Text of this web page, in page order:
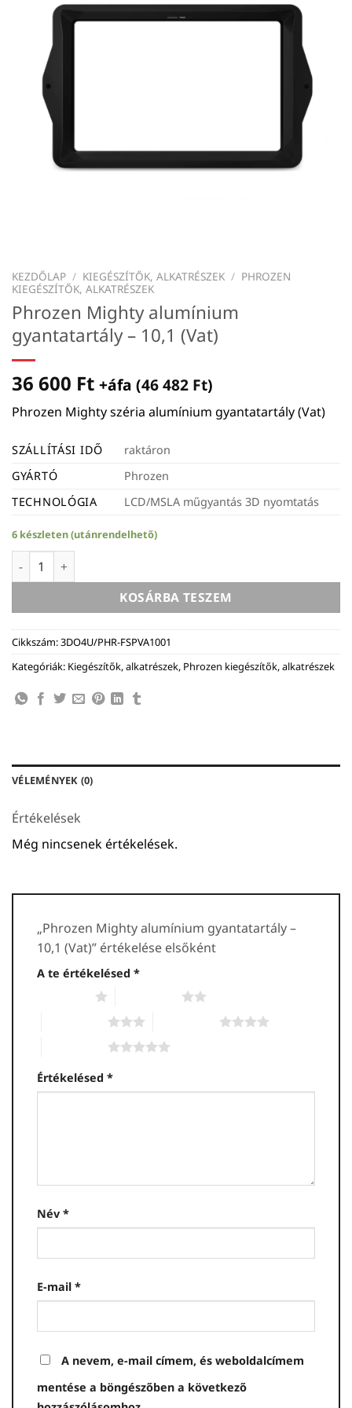
KEZDŐLAP / KIEGÉSZÍTŐK, ALKATRÉSZEK / PHROZEN
KIEGÉSZÍTŐK, ALKATRÉSZEK
Phrozen Mighty alumínium
gyantatartály – 10,1 (Vat)
36 600 Ft +áfa (46 482 Ft)
Phrozen Mighty széria alumínium gyantatartály (Vat)
SZÁLLÍTÁSI IDŐ
raktáron
GYÁRTÓ
Phrozen
TECHNOLÓGIA
LCD/MSLA műgyantás 3D nyomtatás
6 készleten (utánrendelhető)
Phrozen Mighty alumínium gyantatartály - 10,1 (Vat)
KOSÁRBA TESZEM
Cikkszám:3DO4U/PHR-FSPVA1001
Kategóriák: Kiegészítők, alkatrészek, Phrozen kiegészítők, alkatrészek
VÉLEMÉNYEK (0)
Értékelések
Még nincsenek értékelések.
„Phrozen Mighty alumínium gyantatartály –
10,1 (Vat)” értékelése elsőként
A te értékelésed *
Értékelésed *
Név *
E-mail *
A nevem, e-mail címem, és weboldalcímem
mentése a böngészőben a következő